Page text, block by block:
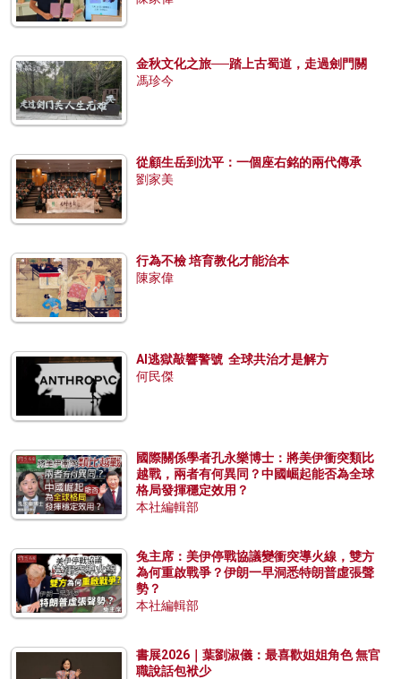
金秋文化之旅──踏上古蜀道，走過劍門關
馮珍今
從顧生岳到沈平：一個座右銘的兩代傳承
劉家美
行為不檢 培育教化才能治本
陳家偉
AI逃獄敲響警號 全球共治才是解方
何民傑
國際關係學者孔永樂博士：將美伊衝突類比
越戰，兩者有何異同？中國崛起能否為全球
格局發揮穩定效用？
本社編輯部
兔主席：美伊停戰協議變衝突導火線，雙方
為何重啟戰爭？伊朗一早洞悉特朗普虛張聲
勢？
本社編輯部
書展2026｜葉劉淑儀：最喜歡姐姐角色 無官
職說話包袱少